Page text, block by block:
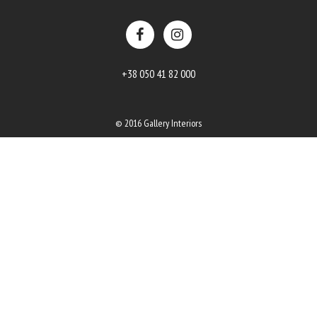
+38 050 41 82 000
© 2016 Gallery Interiors